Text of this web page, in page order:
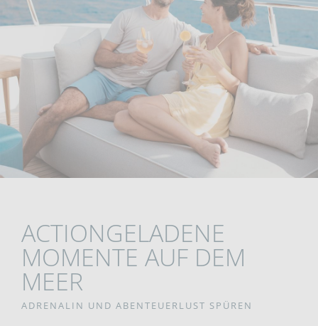
ACTIONGELADENE
MOMENTE AUF DEM
MEER
ADRENALIN UND ABENTEUERLUST SPÜREN